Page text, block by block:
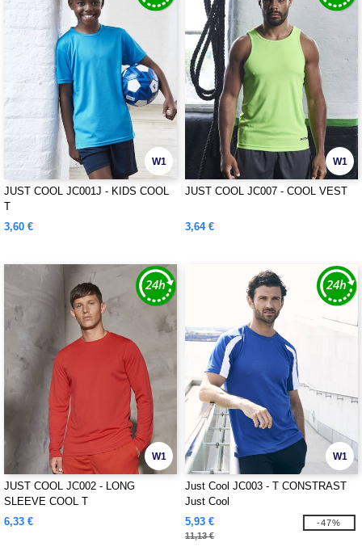
W1
JUST COOL JC001J - KIDS COOL
T
3,60 €
W1
JUST COOL JC007 - COOL VEST
3,64 €
W1
JUST COOL JC002 - LONG
SLEEVE COOL T
6,33 €
W1
Just Cool JC003 - T CONSTRAST
Just Cool
5,93 €
11,13 €
-47%